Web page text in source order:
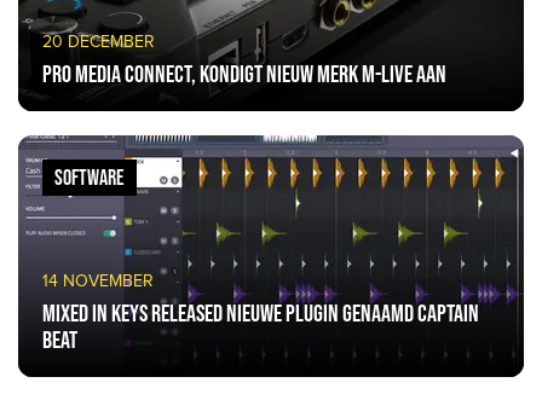
20 DECEMBER
Pro Media Connect, kondigt nieuw merk M-Live aan
14 NOVEMBER
Mixed In Keys released nieuwe plugin genaamd Captain
Beat
SOFTWARE